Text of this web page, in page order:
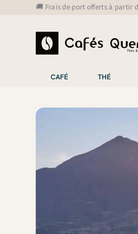
🚚 Frais de port offerts à partir
CAFÉ THÉ